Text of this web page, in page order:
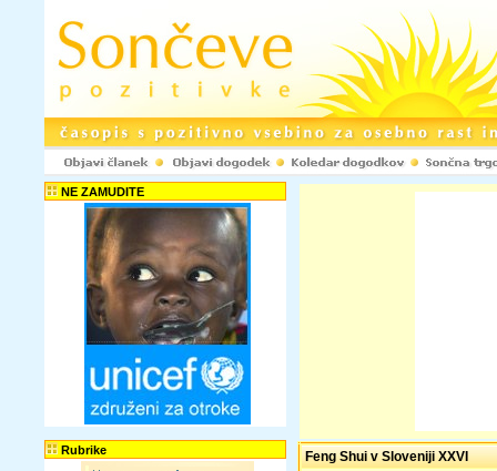
NE ZAMUDITE
Rubrike Feng Shui v Sloveniji XXVI